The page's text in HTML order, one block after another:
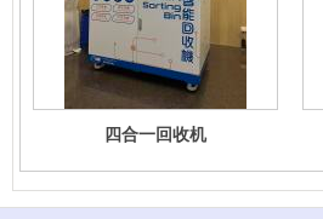
四合一回收机